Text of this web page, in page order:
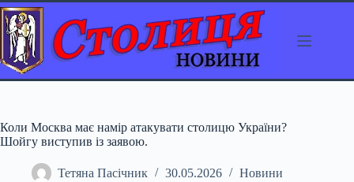
Перейти
до
вмісту
Коли Москва має намір атакувати столицю України?
Шойгу виступив із заявою.
Тетяна Пасічник 30.05.2026 Новини